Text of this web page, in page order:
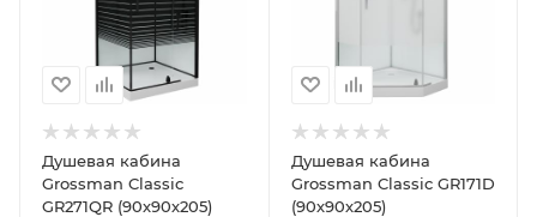
Душевая кабина
Grossman Classic
GR271QR (90х90х205)
Душевая кабина
Grossman Classic GR171D
(90х90х205)